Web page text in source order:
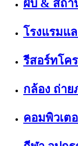
ผับ & สถา
โรงแรมแ
รีสอร์ทโค
กล้อง ถ่าย
คอมพิวเต